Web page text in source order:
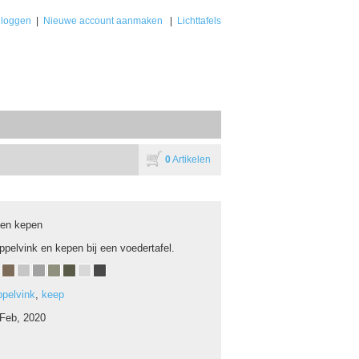
Nieuwe account aanmaken Lichttafels
0Artikelen
kepen
en kepen bij een voedertafel.
, keep
2020